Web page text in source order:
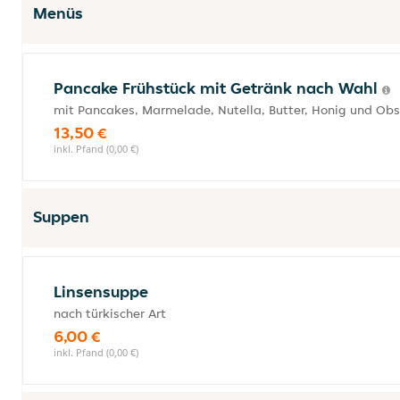
Menüs
Pancake Frühstück mit Getränk nach Wahl
mit Pancakes, Marmelade, Nutella, Butter, Honig und
13,50 €
inkl. Pfand (0,00 €)
Suppen
Linsensuppe
nach türkischer Art
6,00 €
inkl. Pfand (0,00 €)